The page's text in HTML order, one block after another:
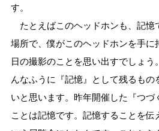
す。
たとえばこのヘッドホンも、記憶
場所で、僕がこのヘッドホンを手に
日の撮影のことを思い出すでしょう
んなふうに『記憶』として残るもの
いと思います。昨年開催した『つづ
ことは記憶です。記憶することを伝